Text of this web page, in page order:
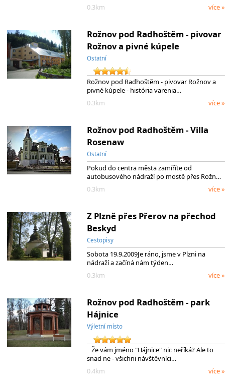
0.3km
více »
Rožnov pod Radhoštěm - pivovar
Rožnov a pivné kúpele
Ostatní
Rožnov pod Radhoštěm - pivovar Rožnov a
pivné kúpele - história varenia…
0.3km
více »
Rožnov pod Radhoštěm - Villa
Rosenaw
Ostatní
Pokud do centra města zamíříte od
autobusového nádraží po mostě přes Rožn…
0.3km
více »
Z Plzně přes Přerov na přechod
Beskyd
Cestopisy
Sobota 19.9.2009Je ráno, jsme v Plzni na
nádraží a začíná nám týden…
0.3km
více »
Rožnov pod Radhoštěm - park
Hájnice
Výletní místo
Že vám jméno "Hájnice" nic neříká? Ale to
snad ne - všichni návštěvníci…
0.4km
více »